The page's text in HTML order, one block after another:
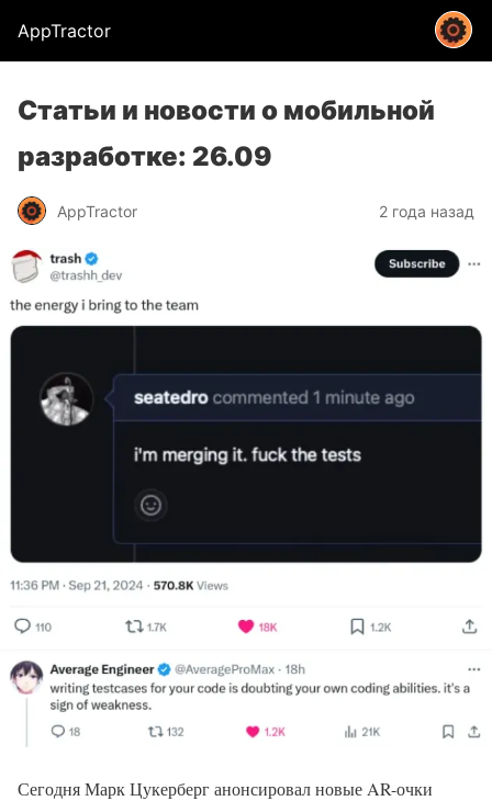
AppTractor
Статьи и новости о мобильной
разработке: 26.09
AppTractor 2 года назад
Сегодня Марк Цукерберг анонсировал новые AR-очки